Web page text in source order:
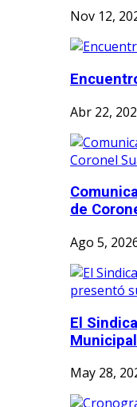
Nov 12,
Abr 22,
de
Ago 5,
El
May 28,